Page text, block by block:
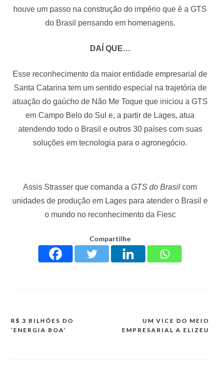
houve um passo na construção do império que é a GTS
do Brasil pensando em homenagens.
DAÍ QUE…
Esse reconhecimento da maior entidade empresarial de
Santa Catarina tem um sentido especial na trajetória de
atuação do gaúcho de Não Me Toque que iniciou a GTS
em Campo Belo do Sul e, a partir de Lages, atua
atendendo todo o Brasil e outros 30 países com suas
soluções em tecnologia para o agronegócio.
Assis Strasser que comanda a GTS do Brasil com
unidades de produção em Lages para atender o Brasil e
o mundo no reconhecimento da Fiesc
Compartilhe
R$ 3 BILHÕES DO
‘ENERGIA BOA’
UM VICE DO MEIO
EMPRESARIAL A ELIZEU